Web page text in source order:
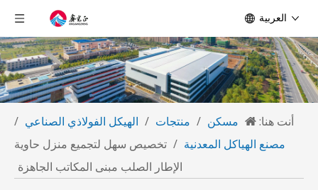
العربية
أنت هنا: مسكن / منتجات / الهيكل الفولاذي الصناعي /
مصنع الهياكل المعدنية / تخصيص سهل لتجميع منزل حاوية
الإطار الصلب مبنى المكاتب الجاهزة